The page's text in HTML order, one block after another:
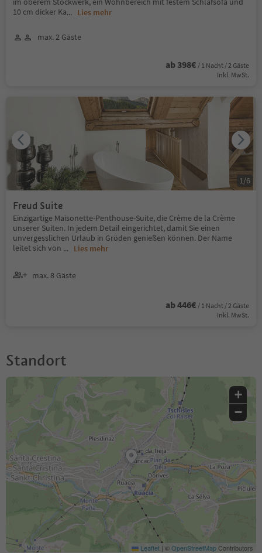
10 cm dicker Ka... Lies mehr
max. 2 Gäste
ab 398€ / 1 Nacht / 2 Gäste
Inkl. MwSt.
Freud Suite
Einzigartige Maisonette-Penthouse-Suite, die Crème de la Crème
unserer Suiten. In jedem Detail eingerichtet, damit Sie einen
unvergesslichen Urlaub in Gröden genießen können. Der Name
leitet sich von ... Lies mehr
max. 8 Gäste
ab 446€ / 1 Nacht / 2 Gäste
Inkl. MwSt.
1/6
Standort
+
−
Leaflet | ©OpenStreetMapContributors